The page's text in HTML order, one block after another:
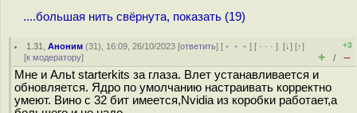
....большая нить свёрнута, показать (19)
1.31 ,Аноним (31), 16:09, 26/10/2023 [ответить] [ ﹢﹢﹢] [ · · ·][↓] [↑]
[к модератору]
+3
+ / –
Мне и Альt starterkits за глаза. Влет устанавливается и
обновляется. Ядро по умолчанию настраивать корректно
умеют. Вино с 32 бит имеется,Nvidia из коробки работает,а